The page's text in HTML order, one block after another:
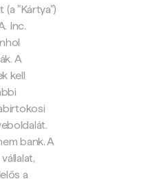
"Kártya")
Inc.
A
kell
bank. A
a